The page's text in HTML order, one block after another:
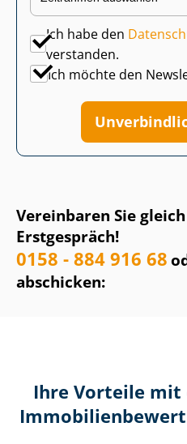
Vereinbaren Sie
Erstgespräch!
0158 - 884 916 68
abschicken:
Ich habe den
verstanden.
Ich möchte den
Ihre Vorteile mit